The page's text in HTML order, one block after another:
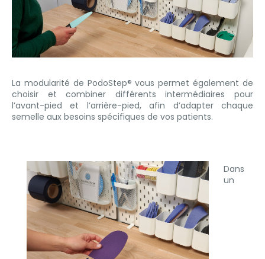
La modularité de PodoStep® vous permet également de
choisir et combiner différents intermédiaires pour
l’avant-pied et l’arrière-pied, afin d’adapter chaque
semelle aux besoins spécifiques de vos patients.
Dans
un